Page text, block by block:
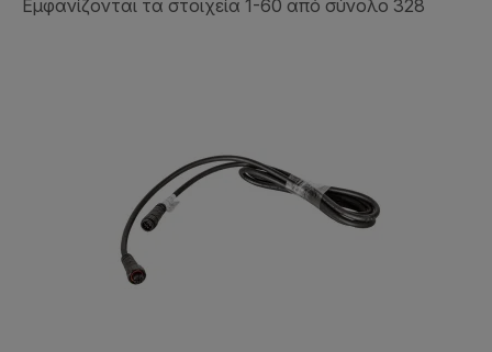
Εμφανίζονται τα στοιχεία 1-60 από σύνολο 328